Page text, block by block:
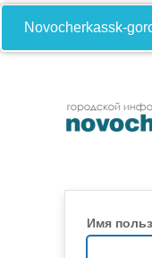
Novocherkassk-
Имя